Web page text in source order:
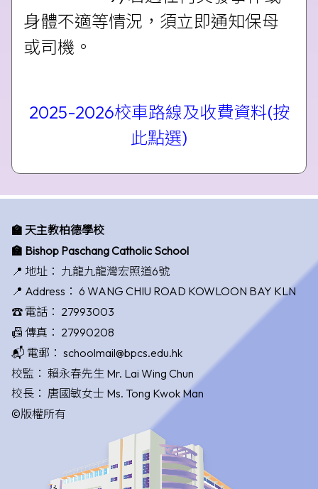
身體不適等情況，須立即通知保母
或司機。
2025-2026校車路線及收費資料(按
此點選)
🏫 天主教柏德學校
🏫 Bishop Paschang Catholic School
📍 地址： 九龍九龍灣宏照道6號
📍 Address： 6 WANG CHIU ROAD KOWLOON BAY KLN
☎️ 電話： 27993003
📠 傳真： 27990208
📬 電郵： schoolmail@bpcs.edu.hk
校監： 賴永春先生 Mr. Lai Wing Chun
校長： 唐國敏女士 Ms. Tong Kwok Man
©版權所有